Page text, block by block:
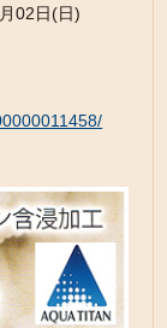
02日(日)